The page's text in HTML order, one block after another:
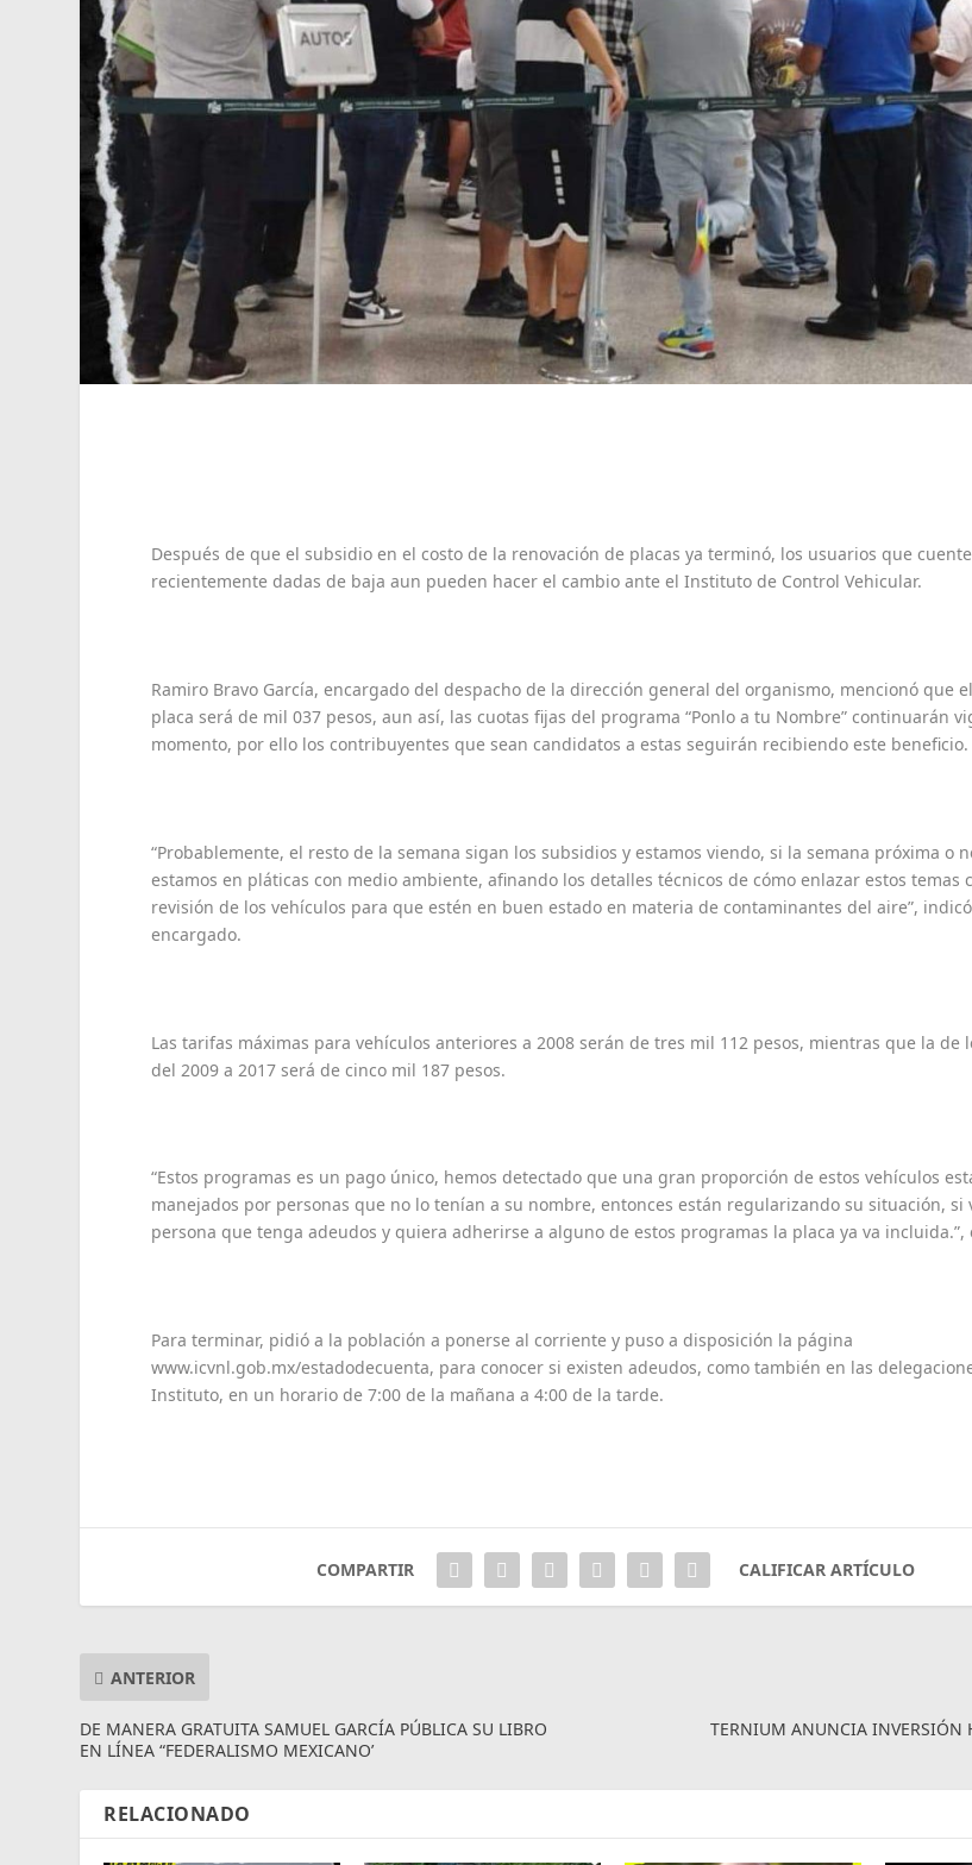
Después de que el subsidio en el costo de la renovación de placas ya terminó, los usuarios que
recientemente dadas de baja aun pueden hacer el cambio ante el Instituto de Control Vehicular.
Ramiro Bravo García, encargado del despacho de la dirección general del organismo, mencionó que
placa será de mil 037 pesos, aun así, las cuotas fijas del programa “Ponlo a tu Nombre” continuarán
momento, por ello los contribuyentes que sean candidatos a estas seguirán recibiendo este beneficio.
“Probablemente, el resto de la semana sigan los subsidios y estamos viendo, si la semana próxima o
estamos en pláticas con medio ambiente, afinando los detalles técnicos de cómo enlazar estos temas
revisión de los vehículos para que estén en buen estado en materia de contaminantes del aire”,
encargado.
Las tarifas máximas para vehículos anteriores a 2008 serán de tres mil 112 pesos, mientras que la de
del 2009 a 2017 será de cinco mil 187 pesos.
“Estos programas es un pago único, hemos detectado que una gran proporción de estos vehículos
manejados por personas que no lo tenían a su nombre, entonces están regularizando su situación, si
persona que tenga adeudos y quiera adherirse a alguno de estos programas la placa ya va incluida.”,
Para terminar, pidió a la población a ponerse al corriente y puso a disposición la página
www.icvnl.gob.mx/estadodecuenta, para conocer si existen adeudos, como también en las
Instituto, en un horario de 7:00 de la mañana a 4:00 de la tarde.
COMPARTIR CALIFICAR ARTÍCULO
ANTERIOR
DE MANERA GRATUITA SAMUEL GARCÍA PÚBLICA SU LIBRO
EN LÍNEA “FEDERALISMO MEXICANO’
TERNIUM ANUNCIA INVERSIÓN
RELACIONADO